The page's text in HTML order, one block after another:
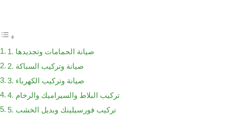
1. صيانة الحمامات وتجديدها
2. صيانة وتركيب السباكة
3. صيانة وتركيب الكهرباء
4. تركيب البلاط والسيراميك والرخام
5. تركيب فورسيلينك وبديل الخشب